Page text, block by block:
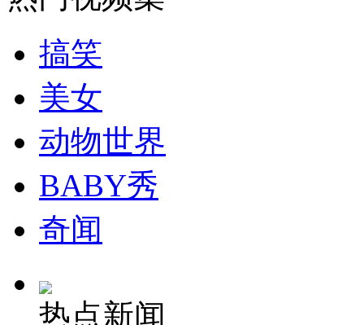
纽约上演“枕头大战”
司机酒驾遇交警 急速倒车逃窜
搞笑
美女
动物世界
BABY秀
奇闻
热点新闻